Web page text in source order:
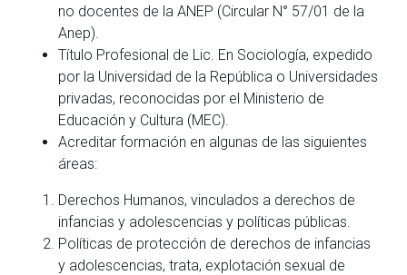
no docentes de la ANEP (Circular N° 57/01 de la
Anep).
Título Profesional de Lic. En Sociología, expedido
por la Universidad de la República o Universidades
privadas, reconocidas por el Ministerio de
Educación y Cultura (MEC).
Acreditar formación en algunas de las siguientes
áreas:
Derechos Humanos, vinculados a derechos de
infancias y adolescencias y políticas públicas.
Políticas de protección de derechos de infancias
y adolescencias, trata, explotación sexual de